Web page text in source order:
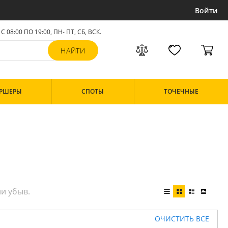
Войти
С 08:00 ПО 19:00, ПН- ПТ, СБ, ВСК.
СПОТЫ ТОЧЕЧНЫЕ
ОЧИСТИТЬ ВСЕ